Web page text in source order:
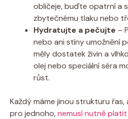
obličeje, buďte opatrní a
zbytečnému tlaku nebo
Hydratujte a pečujte –
nebo ani stíny umožnění
měly dostatek živin a
olej nebo speciální séra
růst.
Každý máme jinou strukturu
pro jednoho,nemusí nutně